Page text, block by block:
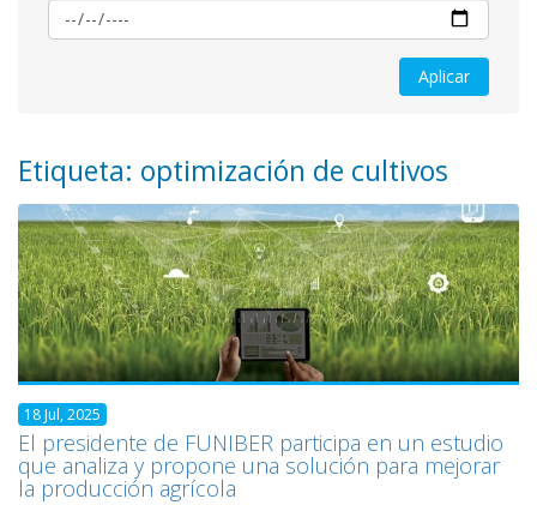
Etiqueta: optimización de cultivos
18 Jul, 2025
El presidente de FUNIBER participa en un estudio
que analiza y propone una solución para mejorar
la producción agrícola